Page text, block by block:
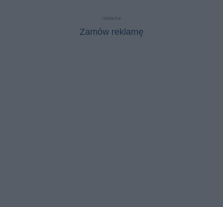
reklama
Zamów reklamę